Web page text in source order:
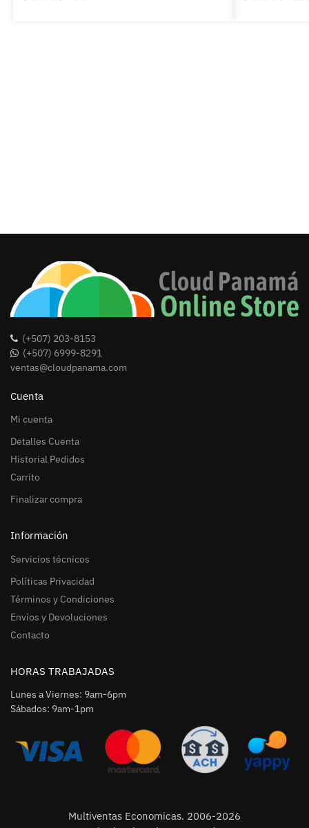
(+507) 203-8153
(+507) 6999-8291
ventas@cloudpanama.com
Cuenta
Mi cuenta
Detalles Cuenta
Historial Pedidos
Carrito
Finalizar compra
Información
Servicios técnicos
Políticas Privacidad
Términos y Condiciones
Envíos y Devoluciones
Contacto
HORAS TRABAJADAS
Lunes a Viernes: 9am-6pm
Sábados: 9am-1pm
Multiventas Economicas. 2006-2026